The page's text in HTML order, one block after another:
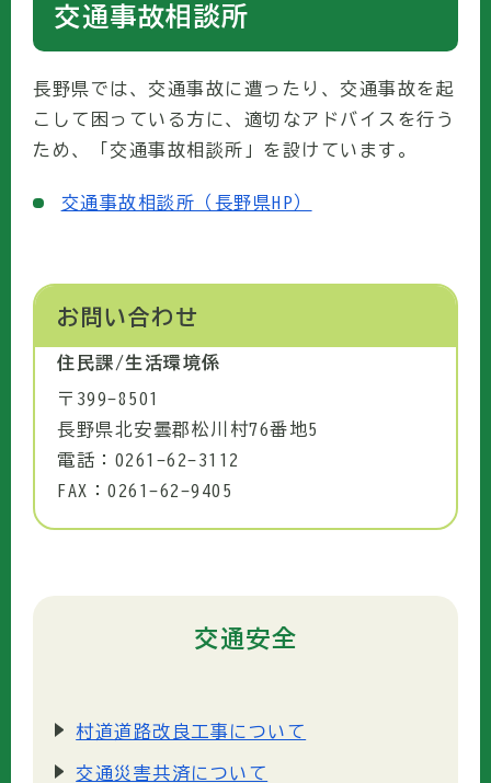
交通事故相談所
長野県では、交通事故に遭ったり、交通事故を起
こして困っている方に、適切なアドバイスを行う
ため、「交通事故相談所」を設けています。
交通事故相談所（長野県HP）
お問い合わせ
住民課/生活環境係
〒399-8501
長野県北安曇郡松川村76番地5
電話：0261-62-3112
FAX：0261-62-9405
交通安全
村道道路改良工事について
交通災害共済について